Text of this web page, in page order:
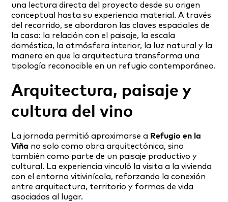
una lectura directa del proyecto desde su origen
conceptual hasta su experiencia material. A través
del recorrido, se abordaron las claves espaciales de
la casa: la relación con el paisaje, la escala
doméstica, la atmósfera interior, la luz natural y la
manera en que la arquitectura transforma una
tipología reconocible en un refugio contemporáneo.
Arquitectura, paisaje y
cultura del vino
La jornada permitió aproximarse a Refugio en la
Viña no solo como obra arquitectónica, sino
también como parte de un paisaje productivo y
cultural. La experiencia vinculó la visita a la vivienda
con el entorno vitivinícola, reforzando la conexión
entre arquitectura, territorio y formas de vida
asociadas al lugar.